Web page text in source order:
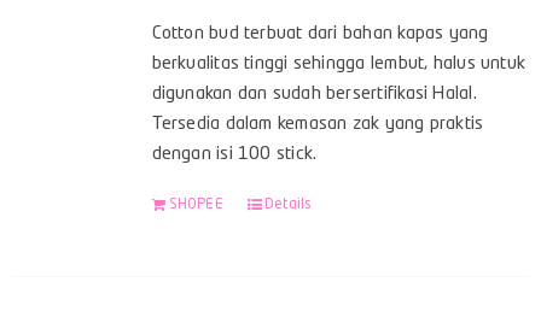
Cotton bud terbuat dari bahan kapas yang
berkualitas tinggi sehingga lembut, halus untuk
digunakan dan sudah bersertifikasi Halal.
Tersedia dalam kemasan zak yang praktis
dengan isi 100 stick.
SHOPEE Details